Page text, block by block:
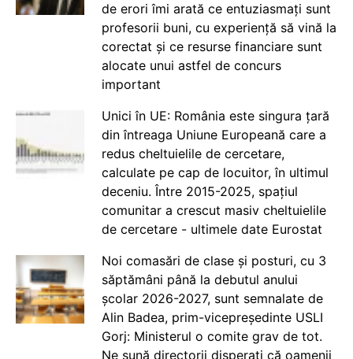
de erori îmi arată ce entuziasmați sunt
profesorii buni, cu experiență să vină la
corectat și ce resurse financiare sunt
alocate unui astfel de concurs
important
Unici în UE: România este singura țară
din întreaga Uniune Europeană care a
redus cheltuielile de cercetare,
calculate pe cap de locuitor, în ultimul
deceniu. Între 2015-2025, spațiul
comunitar a crescut masiv cheltuielile
de cercetare - ultimele date Eurostat
Noi comasări de clase și posturi, cu 3
săptămâni până la debutul anului
școlar 2026-2027, sunt semnalate de
Alin Badea, prim-vicepreședinte USLI
Gorj: Ministerul o comite grav de tot.
Ne sună directorii disperați că oamenii